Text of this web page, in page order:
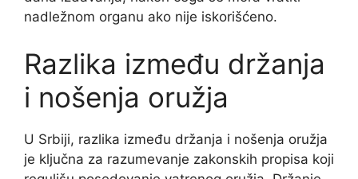
nadležnom organu ako nije iskorišćeno.
Razlika između držanja
i nošenja oružja
U Srbiji, razlika između držanja i nošenja oružja
je ključna za razumevanje zakonskih propisa koji